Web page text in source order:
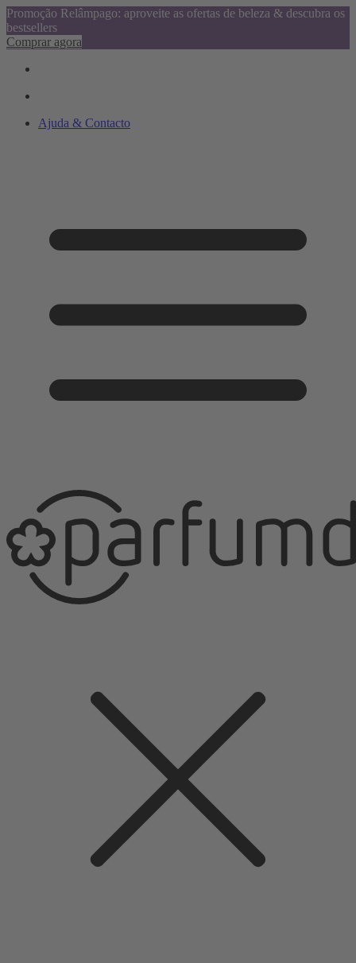
Promoção Relâmpago: aproveite as ofertas de beleza & descubra os
bestsellers
Comprar agora
Ajuda & Contacto